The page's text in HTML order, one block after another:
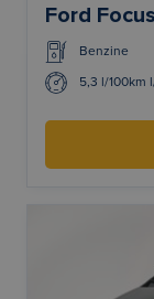
Ford Focus
Benzine
5,3 l/100km